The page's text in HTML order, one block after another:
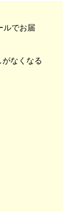
でお届
なくなる